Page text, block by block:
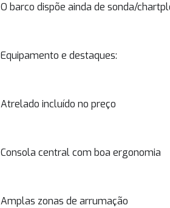
O barco dispõe ainda de sonda/
Equipamento e destaques:
Atrelado incluído no preço
Consola central com boa ergonomia
Amplas zonas de arrumação